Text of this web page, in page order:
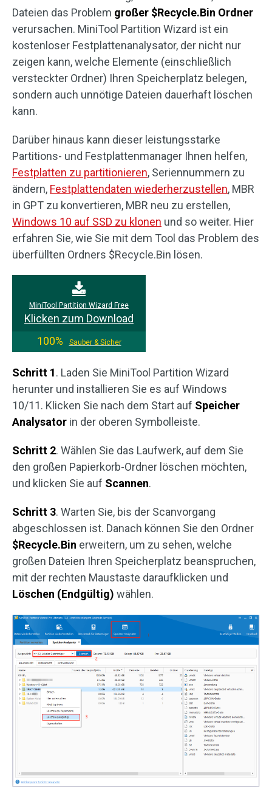
Dateien das Problem großer $Recycle.Bin Ordner
verursachen. MiniTool Partition Wizard ist ein
kostenloser Festplattenanalysator, der nicht nur
zeigen kann, welche Elemente (einschließlich
versteckter Ordner) Ihren Speicherplatz belegen,
sondern auch unnötige Dateien dauerhaft löschen
kann.
Darüber hinaus kann dieser leistungsstarke
Partitions- und Festplattenmanager Ihnen helfen,
Festplatten zu partitionieren, Seriennummern zu
ändern, Festplattendaten wiederherzustellen, MBR
in GPT zu konvertieren, MBR neu zu erstellen,
Windows 10 auf SSD zu klonen und so weiter. Hier
erfahren Sie, wie Sie mit dem Tool das Problem des
überfüllten Ordners $Recycle.Bin lösen.
MiniTool Partition Wizard Free
Klicken zum Download
100%
Sauber & Sicher
Schritt 1. Laden Sie MiniTool Partition Wizard
herunter und installieren Sie es auf Windows
10/11. Klicken Sie nach dem Start auf Speicher
Analysator in der oberen Symbolleiste.
Schritt 2. Wählen Sie das Laufwerk, auf dem Sie
den großen Papierkorb-Ordner löschen möchten,
und klicken Sie auf Scannen.
Schritt 3. Warten Sie, bis der Scanvorgang
abgeschlossen ist. Danach können Sie den Ordner
$Recycle.Bin erweitern, um zu sehen, welche
großen Dateien Ihren Speicherplatz beanspruchen,
mit der rechten Maustaste daraufklicken und
Löschen (Endgültig) wählen.